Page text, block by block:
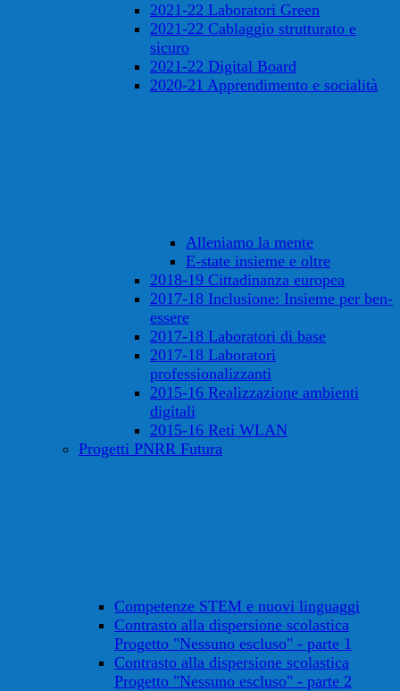
2021-22 Laboratori Green
2021-22 Cablaggio strutturato e
sicuro
2021-22 Digital Board
2020-21 Apprendimento e socialità
Alleniamo la mente
E-state insieme e oltre
2018-19 Cittadinanza europea
2017-18 Inclusione: Insieme per ben-
essere
2017-18 Laboratori di base
2017-18 Laboratori
professionalizzanti
2015-16 Realizzazione ambienti
digitali
2015-16 Reti WLAN
Progetti PNRR Futura
Competenze STEM e nuovi linguaggi
Contrasto alla dispersione scolastica
Progetto "Nessuno escluso" - parte 1
Contrasto alla dispersione scolastica
Progetto "Nessuno escluso" - parte 2